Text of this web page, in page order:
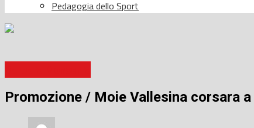
Pedagogia dello Sport
Promozione / Moie Vallesina corsara